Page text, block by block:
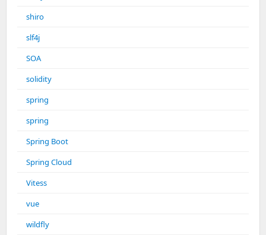
shiro
slf4j
SOA
solidity
spring
spring
Spring Boot
Spring Cloud
Vitess
vue
wildfly